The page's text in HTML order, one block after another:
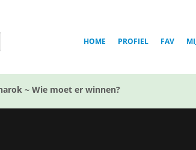
HOME PROFIEL FAV
~ Wie moet er winnen?